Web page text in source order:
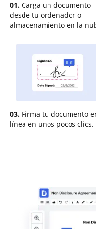
01. Carga un documento
desde tu ordenador o
almacenamiento en la
03. Firma tu documento
línea en unos pocos clics.